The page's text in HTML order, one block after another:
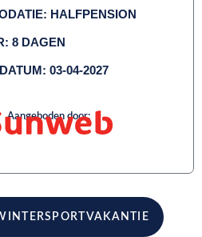
HALFPENSION
8 DAGEN
03-04-2027
Aangeboden door: